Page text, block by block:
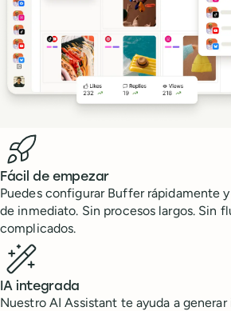
Benefits
Fácil de empezar
Puedes configurar Buffer rápidamente
de inmediato. Sin procesos largos. Sin
complicados.
IA integrada
Nuestro AI Assistant te ayuda a